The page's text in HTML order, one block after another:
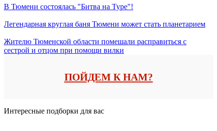
В Тюмени состоялась "Битва на Туре"!
Легендарная круглая баня Тюмени может стать планетарием
Жителю Тюменской области помешали расправиться с
сестрой и отцом при помощи вилки
ПОЙДЕМ К НАМ?
Интересные подборки для вас